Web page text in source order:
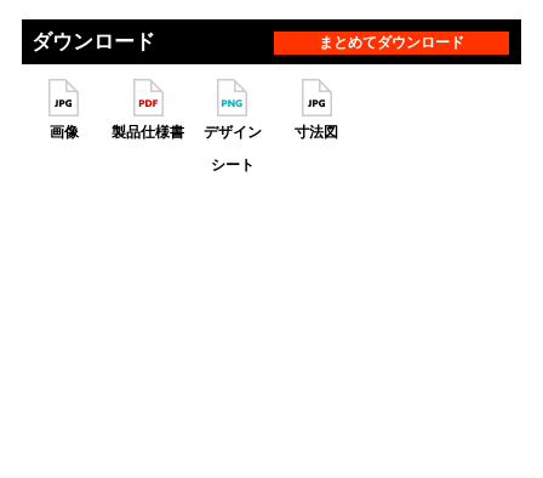
ダウンロード まとめてダウンロード
画像 製品仕様書
デザイン
シート
寸法図